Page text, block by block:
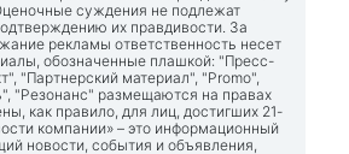
суждения не подлежат
их правдивости. За
рекламы ответственность несет
обозначенные плашкой: "Пресс-
"Партнерский материал", "Promo",
"Резонанс" размещаются на правах
как правило, для лиц, достигших 21-
компании» – это информационный
новости, события и объявления,